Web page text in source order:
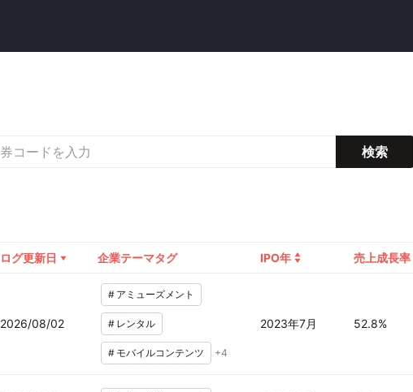
検索
ログ更新日 企業テーマタグ IPO年 売上成長率
2026/08/02
# アミューズメント
# レンタル
# モバイルコンテンツ +4
2023年7月 52.8%